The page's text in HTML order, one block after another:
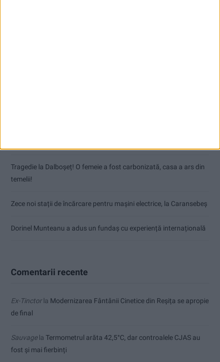
Tragedie la Dalboşeț! O femeie a fost carbonizată, casa a ars din
temelii!
Zece noi stații de încărcare pentru mașini electrice, la Caransebeș
Dorinel Munteanu a adus un fundaș cu experiență internațională
Comentarii recente
Ex-Tinctorla Modernizarea Fântânii Cinetice din Reșița se apropie
de final
Sauvagela Termometrul arăta 42,5°C, dar controalele CJAS au
fost și mai fierbinți